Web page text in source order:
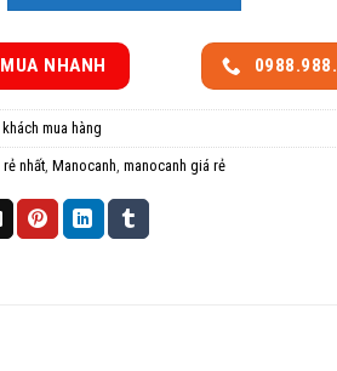
NHANH
mua hàng
nhất, Manocanh manocanh giá rẻ